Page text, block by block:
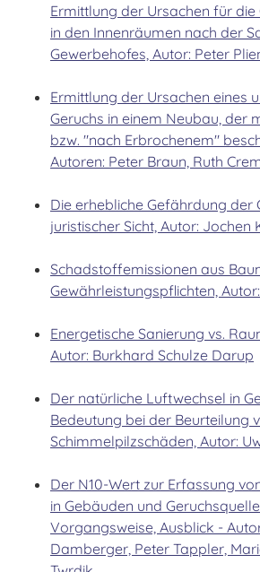
Ermittlung der Ursachen für
in den Innenräumen nach der
Gewerbehofes, Autor: Peter
Ermittlung der Ursachen eines
Geruchs in einem Neubau, der
bzw. "nach Erbrochenem"
Autoren: Peter Braun, Ruth
Die erhebliche Gefährdung der
juristischer Sicht, Autor: Jochen
Schadstoffemissionen aus
Gewährleistungspflichten,
Energetische Sanierung vs.
Autor: Burkhard Schulze Darup
Der natürliche Luftwechsel in
Bedeutung bei der Beurteilung
Schimmelpilzschäden, Autor:
Der N10-Wert zur Erfassung
in Gebäuden und
Vorgangsweise, Ausblick -
Damberger, Peter Tappler,